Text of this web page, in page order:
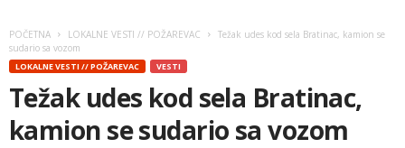
POČETNA LOKALNE VESTI // POŽAREVAC
Težak udes kod sela Bratinac, kamion se
sudario sa vozom
LOKALNE VESTI // POŽAREVAC VESTI
Težak udes kod sela Bratinac,
kamion se sudario sa vozom